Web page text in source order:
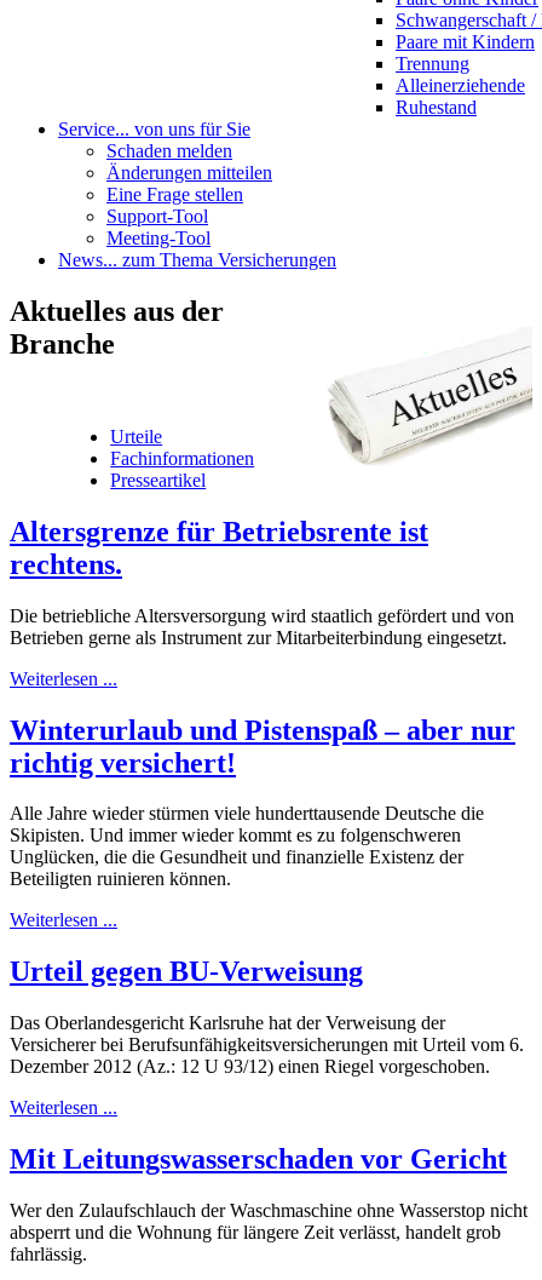
Schwangerschaft
Paare mit Kindern
Trennung
Alleinerziehende
Ruhestand
Service... von uns für Sie
Schaden melden
Änderungen mitteilen
Eine Frage stellen
Support-Tool
Meeting-Tool
News... zum Thema Versicherungen
Aktuelles aus der
Branche
Urteile
Fachinformationen
Presseartikel
Altersgrenze für Betriebsrente ist
rechtens.
Die betriebliche Altersversorgung wird staatlich gefördert und von
Betrieben gerne als Instrument zur Mitarbeiterbindung eingesetzt.
Weiterlesen ...
Winterurlaub und Pistenspaß – aber nur
richtig versichert!
Alle Jahre wieder stürmen viele hunderttausende Deutsche die
Skipisten. Und immer wieder kommt es zu folgenschweren
Unglücken, die die Gesundheit und finanzielle Existenz der
Beteiligten ruinieren können.
Weiterlesen ...
Urteil gegen BU-Verweisung
Das Oberlandesgericht Karlsruhe hat der Verweisung der
Versicherer bei Berufsunfähigkeitsversicherungen mit Urteil vom 6.
Dezember 2012 (Az.: 12 U 93/12) einen Riegel vorgeschoben.
Weiterlesen ...
Mit Leitungswasserschaden vor Gericht
Wer den Zulaufschlauch der Waschmaschine ohne Wasserstop nicht
absperrt und die Wohnung für längere Zeit verlässt, handelt grob
fahrlässig.